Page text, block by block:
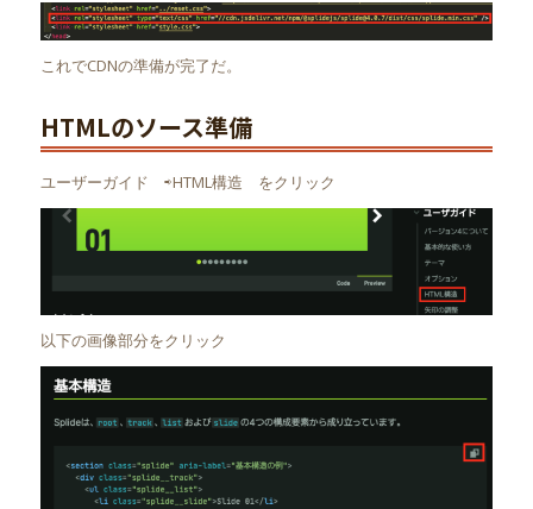
これでCDNの準備が完了だ。
HTMLのソース準備
ユーザーガイド ⇨HTML構造 をクリック
以下の画像部分をクリック